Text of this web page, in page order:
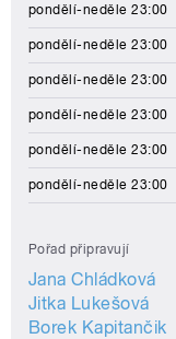
pondělí-neděle 23:00
pondělí-neděle 23:00
pondělí-neděle 23:00
pondělí-neděle 23:00
pondělí-neděle 23:00
pondělí-neděle 23:00
Pořad připravují
Jana Chládková
Jitka Lukešová
Borek Kapitančik